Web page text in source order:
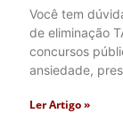
Você tem
de eliminação
concursos
ansiedade,
Ler Artigo »